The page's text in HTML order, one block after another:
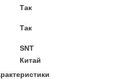
Так
Так
SNT
Китай